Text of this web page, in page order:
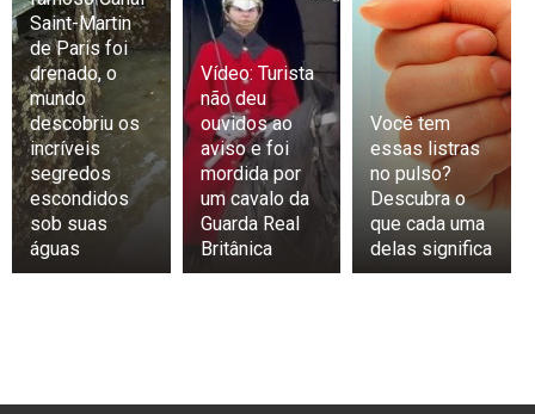
Saint-Martin
de Paris foi
drenado, o
mundo
descobriu os
incríveis
segredos
escondidos
sob suas
águas
Vídeo: Turista
não deu
ouvidos ao
aviso e foi
mordida por
um cavalo da
Guarda Real
Britânica
Você tem
essas listras
no pulso?
Descubra o
que cada uma
delas significa